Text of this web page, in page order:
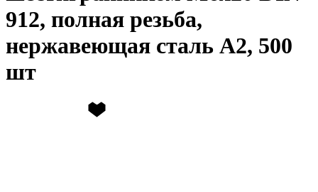
912, полная резьба,
нержавеющая сталь А2, 500
шт